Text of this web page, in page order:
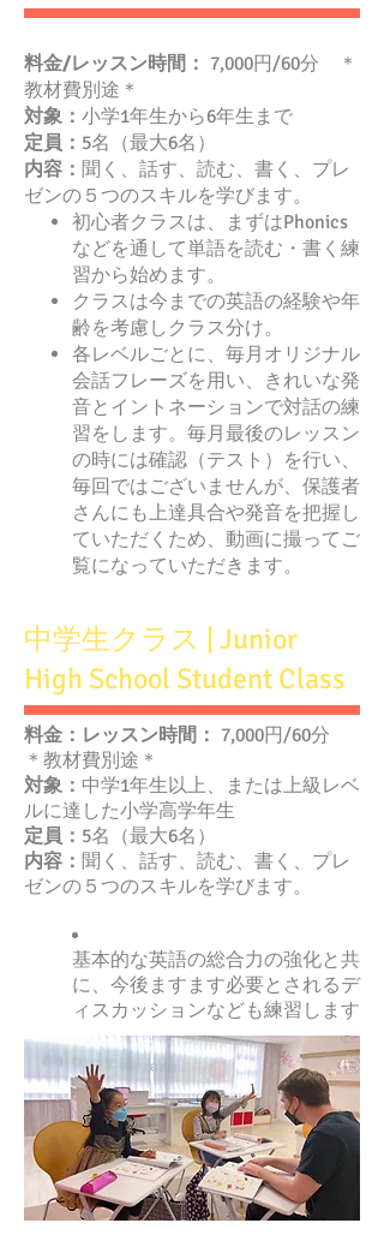
料金/レッスン時間： 7,000円/60分
＊
教材費別途 ＊
対象： 小学1年生から6年生まで
定員： 5名（最大6名）
内容： 聞く、話す、読む、書く、プレ
ゼンの５つのスキルを学びます。
初心者クラスは、まずはPhonics
などを通して単語を読む・書く練
習から始めます。
クラスは今までの英語の経験や年
齢を考慮しクラス分け。
各レベルごとに、毎月オリジナル
会話フレーズを用い、きれいな発
音とイントネーションで対話の練
習をします。毎月最後のレッスン
の時には確認（テスト）を行い、
毎回ではございませんが、保護者
さんにも上達具合や発音を把握し
ていただくため、動画に撮ってご
覧になっていただきます。
中学生クラス | Junior
High School Student Class
料金：レッスン時間： 7,000円/60分
＊教材費別途＊
対象： 中学1年生以上、または上級レベ
ルに達した小学高学年生
定員： 5名（最大6名）
内容： 聞く、話す、読む、書く、プレ
ゼンの５つのスキルを学びます。
基本的な英語の総合力の強化と共
に、今後ますます必要とされるデ
ィスカッションなども練習します